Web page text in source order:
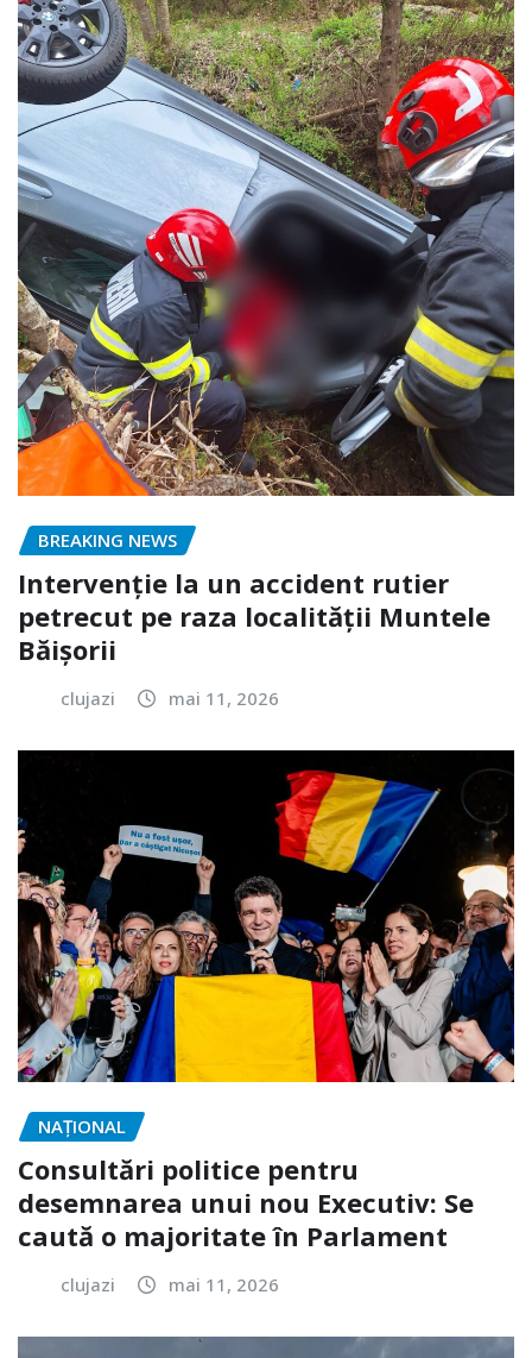
BREAKING NEWS
Intervenție la un accident rutier
petrecut pe raza localității Muntele
Băișorii
clujazi mai 11, 2026
NAŢIONAL
Consultări politice pentru
desemnarea unui nou Executiv: Se
caută o majoritate în Parlament
clujazi mai 11, 2026